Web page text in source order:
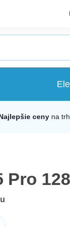
ceny na
Pro